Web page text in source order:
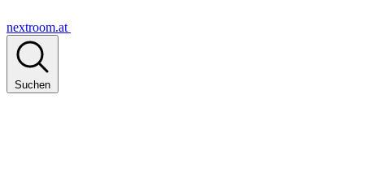
nextroom.at
Suchen